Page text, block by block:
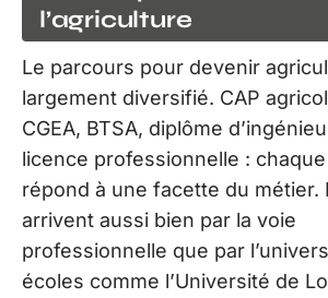
l’agriculture
Le parcours pour devenir
largement diversifié. CAP
CGEA, BTSA, diplôme
licence professionnelle :
répond à une facette du métier.
arrivent aussi bien par la voie
professionnelle que par
écoles comme l’Université de